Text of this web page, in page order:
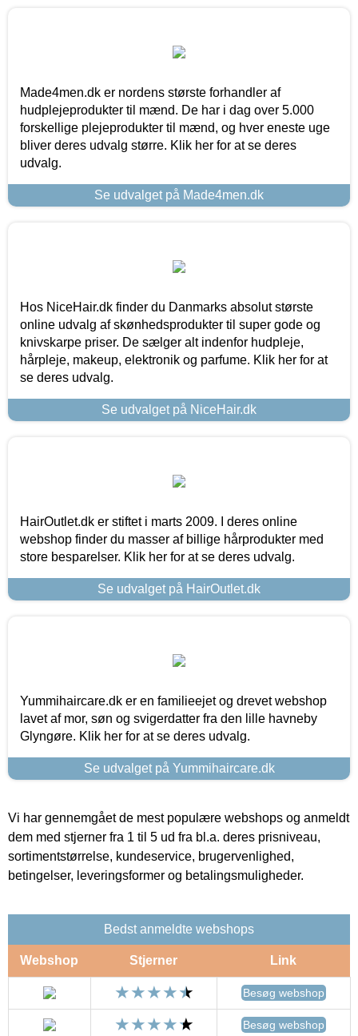
Made4men.dk er nordens største forhandler af
hudplejeprodukter til mænd. De har i dag over 5.000
forskellige plejeprodukter til mænd, og hver eneste uge
bliver deres udvalg større. Klik her for at se deres
udvalg.
Se udvalget på Made4men.dk
Hos NiceHair.dk finder du Danmarks absolut største
online udvalg af skønhedsprodukter til super gode og
knivskarpe priser. De sælger alt indenfor hudpleje,
hårpleje, makeup, elektronik og parfume. Klik her for at
se deres udvalg.
Se udvalget på NiceHair.dk
HairOutlet.dk er stiftet i marts 2009. I deres online
webshop finder du masser af billige hårprodukter med
store besparelser. Klik her for at se deres udvalg.
Se udvalget på HairOutlet.dk
Yummihaircare.dk er en familieejet og drevet webshop
lavet af mor, søn og svigerdatter fra den lille havneby
Glyngøre. Klik her for at se deres udvalg.
Se udvalget på Yummihaircare.dk
Vi har gennemgået de mest populære webshops og anmeldt
dem med stjerner fra 1 til 5 ud fra bl.a. deres prisniveau,
sortimentstørrelse, kundeservice, brugervenlighed,
betingelser, leveringsformer og betalingsmuligheder.
Bedst anmeldte webshops
Webshop Stjerner Link
Besøg webshop
Besøg webshop